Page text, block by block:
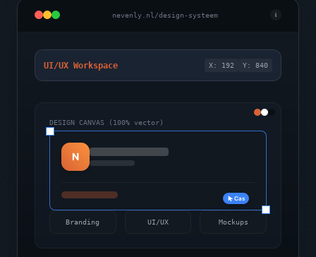
nevenly.nl/design-systeem i
UI/UX Workspace X: 192 Y: 840
DESIGN CANVAS (100% vector)
N
Cas
Branding UI/UX Mockups